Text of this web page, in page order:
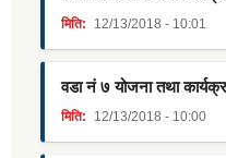
मिति: 12/13/2018 - 10:01
वडा नं ७ योजना तथा
मिति: 12/13/2018 - 10:00